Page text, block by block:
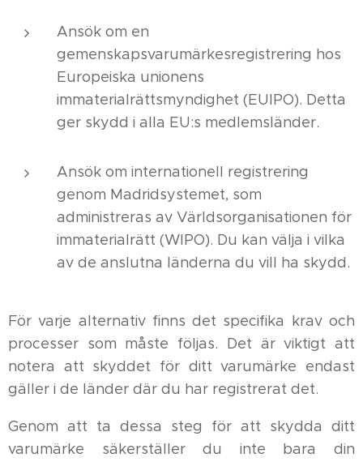
Ansök om en
gemenskapsvarumärkesregistrering hos
Europeiska unionens
immaterialrättsmyndighet (EUIPO). Detta
ger skydd i alla EU:s medlemsländer.
Ansök om internationell registrering
genom Madridsystemet, som
administreras av Världsorganisationen för
immaterialrätt (WIPO). Du kan välja i vilka
av de anslutna länderna du vill ha skydd.
För varje alternativ finns det specifika krav och
processer som måste följas. Det är viktigt att
notera att skyddet för ditt varumärke endast
gäller i de länder där du har registrerat det.
Genom att ta dessa steg för att skydda ditt
varumärke säkerställer du inte bara din